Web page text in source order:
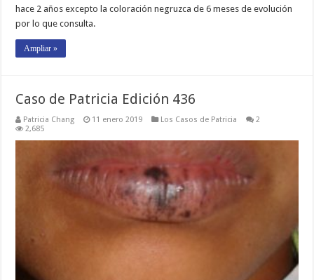
hace 2 años excepto la coloración negruzca de 6 meses de evolución
por lo que consulta.
Ampliar »
Caso de Patricia Edición 436
Patricia Chang 11 enero 2019 Los Casos de Patricia
2
2,685